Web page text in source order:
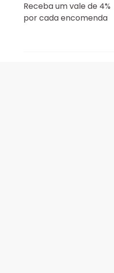
Receba um vale de 4%
por cada encomenda